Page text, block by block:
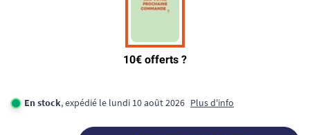
En stock, expédié le lundi 10 août 2026 Plus d'info